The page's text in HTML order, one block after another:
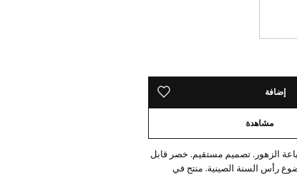
إضافة حفظه في قائمة منتجاتك المفضلة
مشاهدة
الزهور. تصميم مستقيم. خصر قابل
رأس السنة الصينية. منتج في